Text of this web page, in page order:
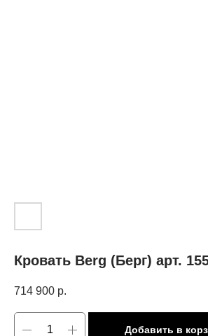
Кровать Berg (Берг) арт.
714 900 р.
Добавить в